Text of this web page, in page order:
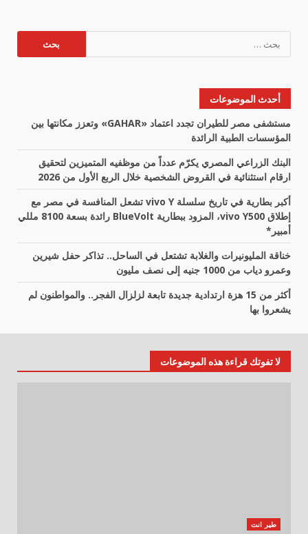
عن:
أحدث الموضوعات
مستشفى مصر للطيران تجدد اعتماد «GAHAR» وتعزز مكانتها بين
المؤسسات الطبية الرائدة
البنك الزراعي المصري يكرّم عدداً من موظفيه المتميزين لتحقيق
ارقام استثنائية في القروض الشخصية خلال الربع الأول من 2026
أكبر بطارية في تاريخ سلسلة vivo Y تشعل المنافسة في مصر مع
إطلاق vivo Y500، المزود ببطارية BlueVolt رائدة بسعة 8100 مللي
أمبير*
خناقة المليونيرات والغلابة تشتعل في الساحل.. تذاكر حفل شيرين
وعمرو دياب من 1000 جنيه إلى نصف مليون
أكثر من 15 هزة ارتدادية جديدة تابعة لزلزال الفجر.. والمواطنون لم
يشعروا بها
لا تفوتك قراءة هذه الموضوعات
طير انت